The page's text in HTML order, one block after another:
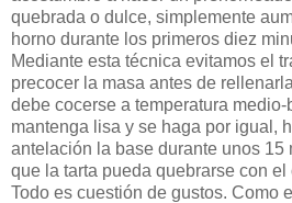
quebrada o dulce, simplemente
horno durante los primeros diez
Mediante esta técnica evitamos el
precocer la masa antes de
debe cocerse a temperatura
mantenga lisa y se haga por igual,
antelación la base durante unos 15
que la tarta pueda quebrarse con
Todo es cuestión de gustos. Como